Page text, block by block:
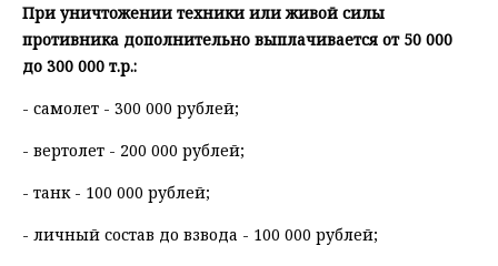
При уничтожении техники или живой силы
противника дополнительно выплачивается от 50 000
до 300 000 т.р.:
- самолет - 300 000 рублей;
- вертолет - 200 000 рублей;
- танк - 100 000 рублей;
- личный состав до взвода - 100 000 рублей;